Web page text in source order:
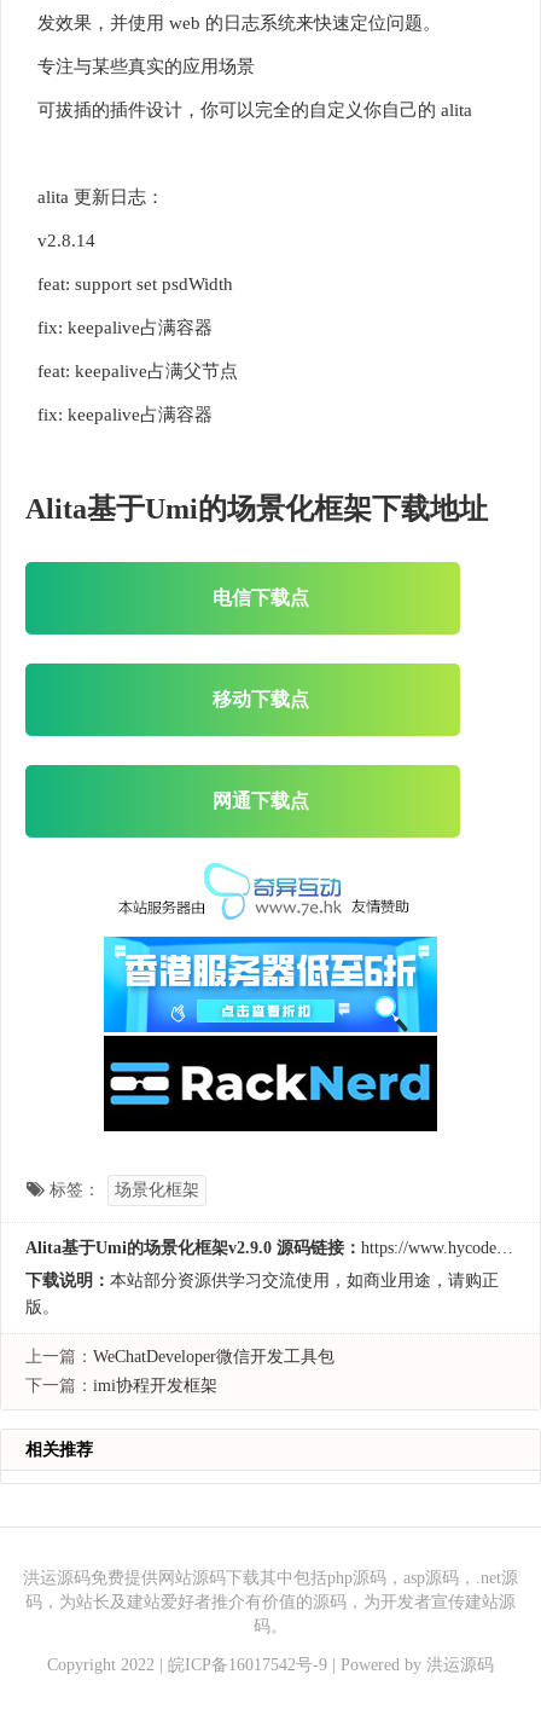
发效果，并使用 web 的日志系统来快速定位问题。
专注与某些真实的应用场景
可拔插的插件设计，你可以完全的自定义你自己的 alita
alita 更新日志：
v2.8.14
feat: support set psdWidth
fix: keepalive占满容器
feat: keepalive占满父节点
fix: keepalive占满容器
Alita基于Umi的场景化框架下载地址
电信下载点
移动下载点
网通下载点
标签： 场景化框架
Alita基于Umi的场景化框架v2.9.0 源码链接： https://www.hycodes.cn/kfkj/188.html
下载说明： 本站部分资源供学习交流使用，如商业用途，请购正
版。
上一篇： WeChatDeveloper微信开发工具包
下一篇： imi协程开发框架
相关推荐
洪运源码免费提供网站源码下载其中包括php源码，asp源码，.net源
码，为站长及建站爱好者推介有价值的源码，为开发者宣传建站源
码。
Copyright 2022 | 皖ICP备16017542号-9 | Powered by 洪运源码